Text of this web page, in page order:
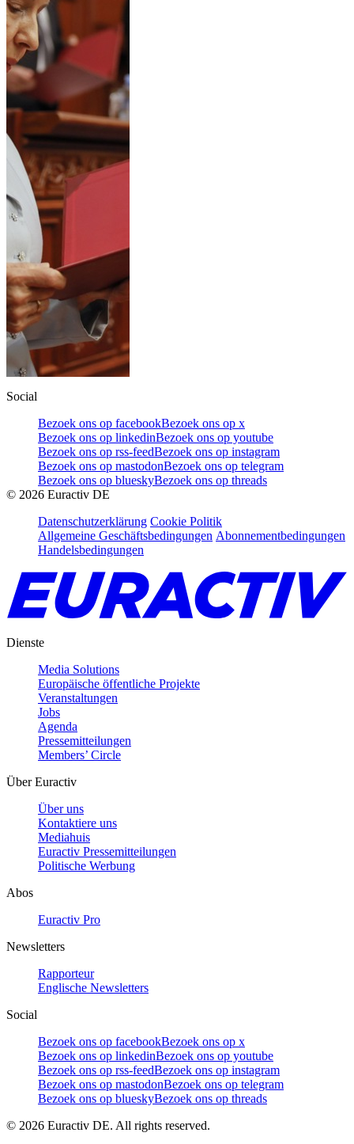
Social
Bezoek ons op facebookBezoek ons op x
Bezoek ons op linkedinBezoek ons op youtube
Bezoek ons op rss-feedBezoek ons op instagram
Bezoek ons op mastodonBezoek ons op telegram
Bezoek ons op blueskyBezoek ons op threads
© 2026 Euractiv DE
Datenschutzerklärung Cookie Politik
Allgemeine Geschäftsbedingungen Abonnementbedingungen
Handelsbedingungen
Dienste
Media Solutions
Europäische öffentliche Projekte
Veranstaltungen
Jobs
Agenda
Pressemitteilungen
Members’ Circle
Über Euractiv
Über uns
Kontaktiere uns
Mediahuis
Euractiv Pressemitteilungen
Politische Werbung
Abos
Euractiv Pro
Newsletters
Rapporteur
Englische Newsletters
Social
Bezoek ons op facebookBezoek ons op x
Bezoek ons op linkedinBezoek ons op youtube
Bezoek ons op rss-feedBezoek ons op instagram
Bezoek ons op mastodonBezoek ons op telegram
Bezoek ons op blueskyBezoek ons op threads
© 2026 Euractiv DE. All rights reserved.